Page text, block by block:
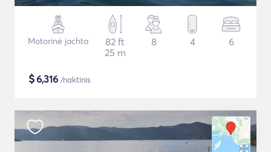
Motorinė jachta
82 ft
25 m
8 4 6
$6,316 /naktinis